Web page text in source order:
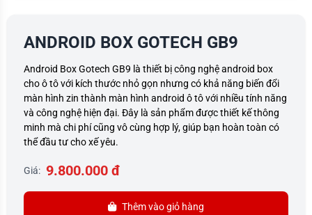
ANDROID BOX GOTECH GB9
Android Box Gotech GB9 là thiết bị công nghệ android box
cho ô tô với kích thước nhỏ gọn nhưng có khả năng biến đổi
màn hình zin thành màn hình android ô tô với nhiều tính năng
và công nghệ hiện đại. Đây là sản phẩm được thiết kế thông
minh mà chi phí cũng vô cùng hợp lý, giúp bạn hoàn toàn có
thể đầu tư cho xế yêu.
Giá: 9.800.000 đ
Thêm vào giỏ hàng